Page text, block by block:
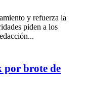
y refuerza la
piden a los
por brote de